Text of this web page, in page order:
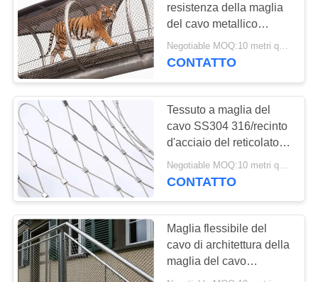
CONTATTICI
RICHIEDA
UNA
CITAZIONE
NOTIZIE
Maglia dell'uccello
dell'acciaio
inossidabile
maglia animale di
recinzione
34
resistenza della maglia
del cavo metallico
dell'acciaio inossidabile
per le gabbie animali
Negotiable MOQ:10 metri quadrati
CONTATTO
Tessuto a maglia del
cavo SS304 316/recinto
d'acciaio del reticolato
del cavo per il progetto
di tensione
CONTATTO
Maglia flessibile del
cavo di architettura della
maglia del cavo
metallico dell'acciaio